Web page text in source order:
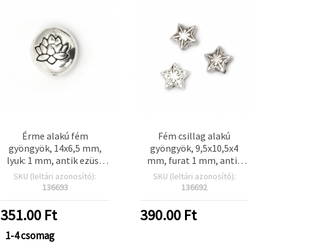
Érme alakú fém
gyöngyök, 14x6,5 mm,
lyuk: 1 mm, antik ezüst
színű – 5 db
SKU (leltári azonosító):
136693
351.00 Ft
1-4 csomag
Fém csillag alakú
gyöngyök, 9,5x10,5x4
mm, furat 1 mm, antik
ezüst színű – 20 db
SKU (leltári azonosító):
136692
390.00Ft